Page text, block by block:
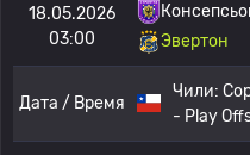
18.05.2026
03:00
Эвертон
Дата / Время
Чили:
- Play